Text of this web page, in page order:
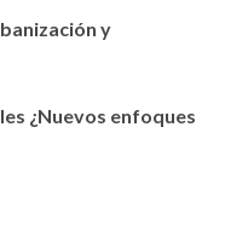
y
¿Nuevos enfoques